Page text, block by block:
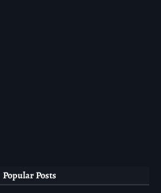
Popular Posts